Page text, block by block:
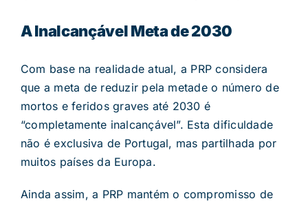
A Inalcançável Meta de 2030
Com base na realidade atual, a PRP considera
que a meta de reduzir pela metade o número de
mortos e feridos graves até 2030 é
“completamente inalcançável”. Esta dificuldade
não é exclusiva de Portugal, mas partilhada por
muitos países da Europa.
Ainda assim, a PRP mantém o compromisso de